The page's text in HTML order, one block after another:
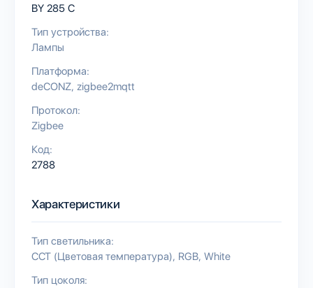
BY 285 C
Тип устройства:
Лампы
Платформа:
deCONZ zigbee2mqtt
Протокол:
Zigbee
Код:
2788
Характеристики
Тип светильника:
CCT (Цветовая температура) RGB White
Тип цоколя: